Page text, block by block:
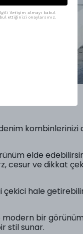
kombinlerinizi
elde
cesur ve dikkat
hale
modern bir
stil sunar.
iletişim almayı kabul
ettiğinizi onaylarsınız.